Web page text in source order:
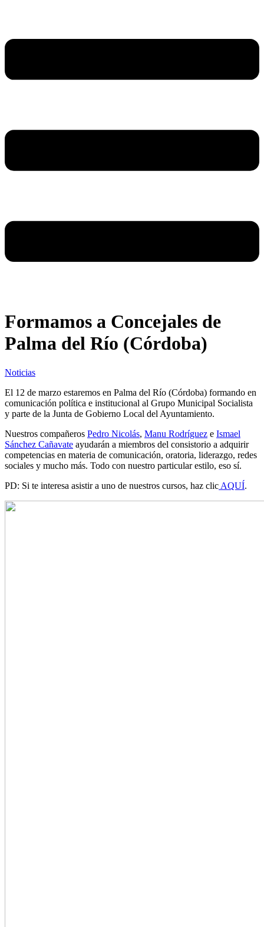
Formamos a Concejales de
Palma del Río (Córdoba)
Noticias
El 12 de marzo estaremos en Palma del Río (Córdoba) formando en
comunicación política e institucional al Grupo Municipal Socialista
y parte de la Junta de Gobierno Local del Ayuntamiento.
Nuestros compañeros Pedro Nicolás, Manu Rodríguez e Ismael
Sánchez Cañavate ayudarán a miembros del consistorio a adquirir
competencias en materia de comunicación, oratoria, liderazgo, redes
sociales y mucho más. Todo con nuestro particular estilo, eso sí.
PD: Si te interesa asistir a uno de nuestros cursos, haz clic AQUÍ.